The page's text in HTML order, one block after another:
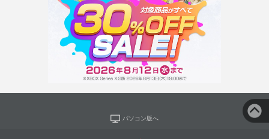
パソコン版へ